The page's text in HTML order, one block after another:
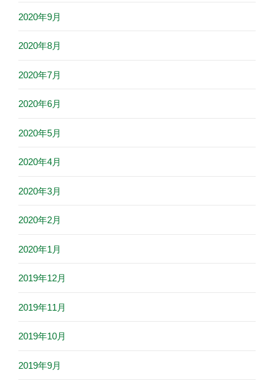
2020年9月
2020年8月
2020年7月
2020年6月
2020年5月
2020年4月
2020年3月
2020年2月
2020年1月
2019年12月
2019年11月
2019年10月
2019年9月